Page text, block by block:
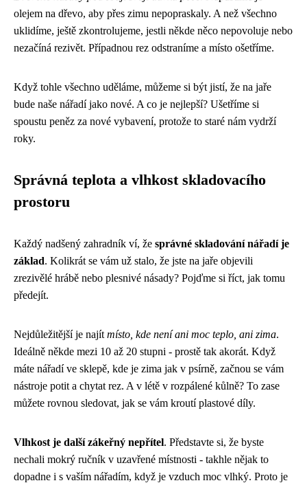
olejem na dřevo, aby přes zimu nepopraskaly. A než všechno
uklidíme, ještě zkontrolujeme, jestli někde něco nepovoluje nebo
nezačíná rezivět. Případnou rez odstraníme a místo ošetříme.
Když tohle všechno uděláme, můžeme si být jistí, že na jaře
bude naše nářadí jako nové. A co je nejlepší? Ušetříme si
spoustu peněz za nové vybavení, protože to staré nám vydrží
roky.
Správná teplota a vlhkost skladovacího
prostoru
Každý nadšený zahradník ví, že správné skladování nářadí je
základ. Kolikrát se vám už stalo, že jste na jaře objevili
zrezivělé hrábě nebo plesnivé násady? Pojďme si říct, jak tomu
předejít.
Nejdůležitější je najít místo, kde není ani moc teplo, ani zima.
Ideálně někde mezi 10 až 20 stupni - prostě tak akorát. Když
máte nářadí ve sklepě, kde je zima jak v psírně, začnou se vám
nástroje potit a chytat rez. A v létě v rozpálené kůlně? To zase
můžete rovnou sledovat, jak se vám kroutí plastové díly.
Vlhkost je další zákeřný nepřítel. Představte si, že byste
nechali mokrý ručník v uzavřené místnosti - takhle nějak to
dopadne i s vaším nářadím, když je vzduch moc vlhký. Proto je